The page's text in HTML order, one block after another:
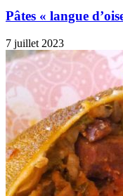
Pâtes « langue
7 juillet 2023